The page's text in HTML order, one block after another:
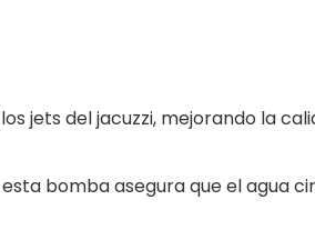
jets del jacuzzi, mejorando la
bomba asegura que el agua